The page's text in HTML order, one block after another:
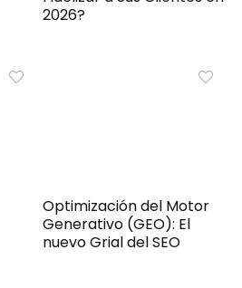
2026?
Optimización del Motor
Generativo (GEO): El
nuevo Grial del SEO